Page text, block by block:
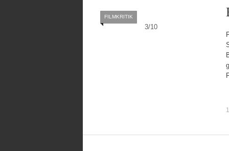
3/10
FILMKRITIK